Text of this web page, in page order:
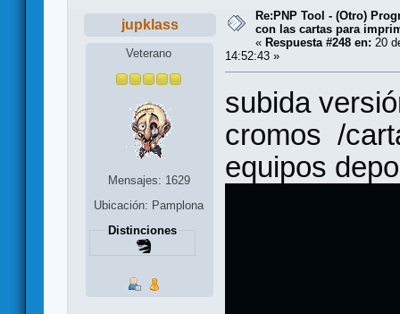
jupklass
Veterano
Mensajes: 1629
Ubicación: Pamplona
Distinciones
Re:PNP Tool - (Otro)
con las cartas para
« Respuesta #248 en: 20
14:52:43 »
subida
cromos /
equipos